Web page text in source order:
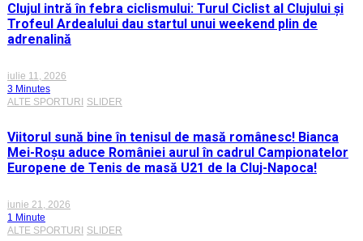
Clujul intră în febra ciclismului: Turul Ciclist al Clujului și
Trofeul Ardealului dau startul unui weekend plin de
adrenalină
iulie 11, 2026
3 Minutes
ALTE SPORTURI
SLIDER
Viitorul sună bine în tenisul de masă românesc! Bianca
Mei-Roșu aduce României aurul în cadrul Campionatelor
Europene de Tenis de masă U21 de la Cluj-Napoca!
iunie 21, 2026
1 Minute
ALTE SPORTURI SLIDER